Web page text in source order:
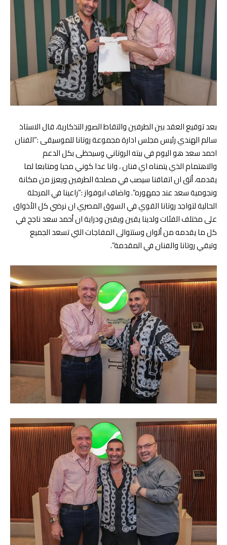
بعد توقيع العقد بين الطرفين والتقاط الصور التذكارية، قال الاستاذ
سالم الهندي رئيس مجلس ادارة مجموعة روتانا للموسيقى :”الفنان
احمد سعد هو اليوم في بيته الروتاني وسيحظى بكل الدعم
والاهتمام الذي يتمناه اي فنان ، وانا عدا كوني محبا ومتابعا لما
يقدمه، أثق ان اتفاقنا سيصب في مصلحة الطرفين ويعزز من مكانة
ونجومية سعد عند جمهوره”. واضاف ابوفواز :”راعينا في المرحلة
الحالية لتواجد روتانا القوي في السوق المصري ان نرضي كل الأذواق
على مختلف الفئات ولدينا يقين ويقين ودراية ان أحمد سعد ناجح في
كل ما يقدمه من ألوان وستتوالى المفاجات التي تسعد الجميع
وتبقي روتانا والفنان في المقدمة”.